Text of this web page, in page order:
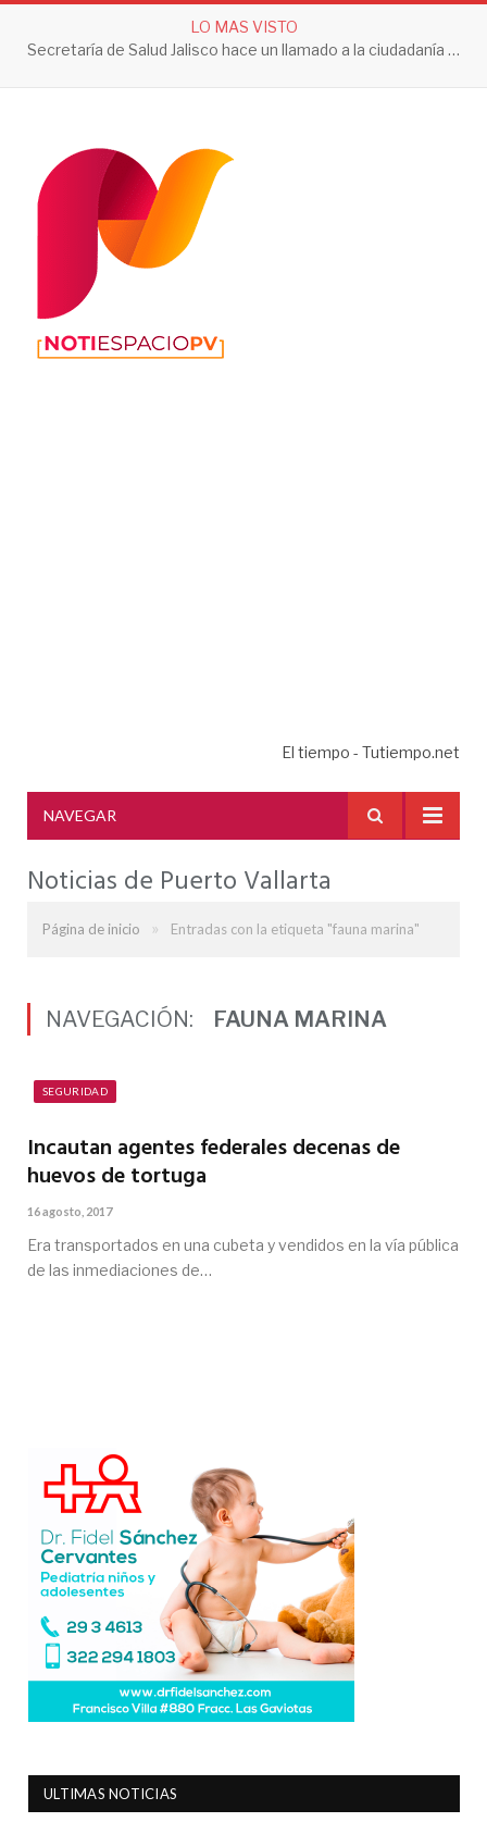
LO MAS VISTO
Secretaría de Salud Jalisco hace un llamado a la ciudadanía a tomar acciones contra el dengue en esta temporada de lluvias
El tiempo - Tutiempo.net
NAVEGAR
Noticias de Puerto Vallarta
Página de inicio » Entradas con la etiqueta "fauna marina"
NAVEGACIÓN: FAUNA MARINA
SEGURIDAD
Incautan agentes federales decenas de
huevos de tortuga
16 agosto, 2017
Era transportados en una cubeta y vendidos en la vía pública
de las inmediaciones de…
ULTIMAS NOTICIAS